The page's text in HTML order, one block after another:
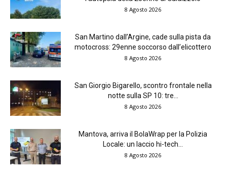
8 Agosto 2026
San Martino dall’Argine, cade sulla pista da
motocross: 29enne soccorso dall’elicottero
8 Agosto 2026
San Giorgio Bigarello, scontro frontale nella
notte sulla SP 10: tre...
8 Agosto 2026
Mantova, arriva il BolaWrap per la Polizia
Locale: un laccio hi-tech...
8 Agosto 2026